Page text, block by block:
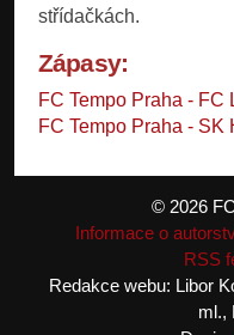
střídačkách.
Zápasy:
FC Tempo Praha - FC
FC Tempo Praha - SK
© 2026
Informace o
RSS
Redakce webu: Libor
ml.,